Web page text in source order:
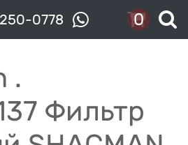
0778 0
.
Фильтр